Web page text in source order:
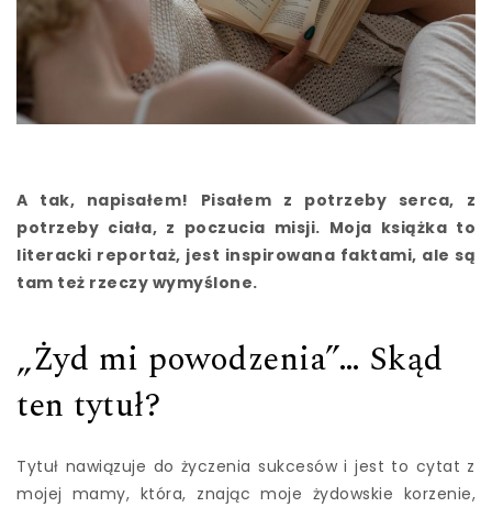
A tak, napisałem! Pisałem z potrzeby serca, z
potrzeby ciała, z poczucia misji. Moja książka to
literacki reportaż, jest inspirowana faktami, ale są
tam też rzeczy wymyślone.
„Żyd mi powodzenia”… Skąd
ten tytuł?
Tytuł nawiązuje do życzenia sukcesów i jest to cytat z
mojej mamy, która, znając moje żydowskie korzenie,